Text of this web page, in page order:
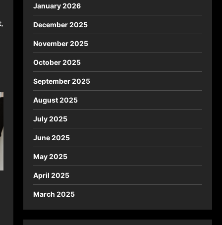
January 2026
December 2025
November 2025
October 2025
September 2025
August 2025
July 2025
June 2025
May 2025
April 2025
March 2025